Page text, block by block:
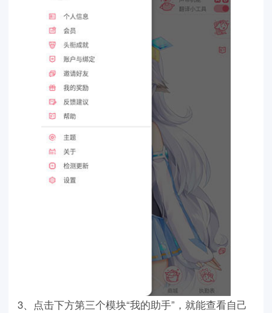
3、点击下方第三个模块“我的助手”，就能查看自己